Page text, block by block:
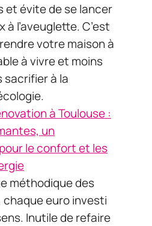
et évite de se lancer
l’aveuglette. C’est
votre maison à
à vivre et moins
sacrifier à la
à Toulouse :
un
le confort et les
méthodique des
chaque euro investi
Inutile de refaire